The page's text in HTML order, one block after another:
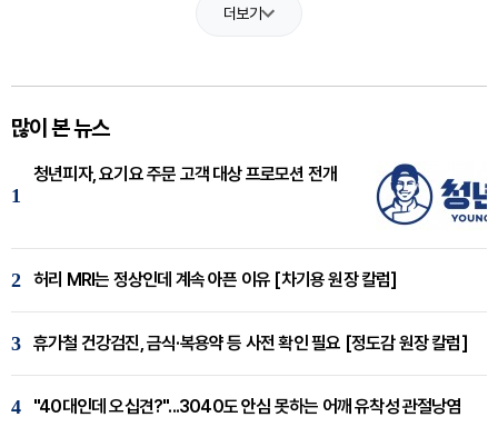
더보기
많이 본 뉴스
1
청년피자, 요기요 주문 고객 대상 프로모션 전개
2 허리 MRI는 정상인데 계속 아픈 이유 [차기용 원장 칼럼]
3 휴가철 건강검진, 금식·복용약 등 사전 확인 필요 [정도감 원장 칼럼]
4 "40대인데 오십견?"...3040도 안심 못하는 어깨 유착성 관절낭염